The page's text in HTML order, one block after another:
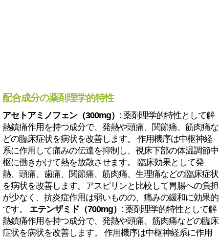
配合成分の薬剤理学的特性
アセトアミノフェン（300mg） : 薬剤理学的特性として解
熱鎮痛作用を持つ成分で、発熱や頭痛、関節痛、筋肉痛な
どの臨床症状を病状を改善します。 作用機序は中枢神経
系に作用して痛みの伝達を抑制し、視床下部の体温調節中
枢に働きかけて熱を放散させます。 臨床効果として発
熱、頭痛、歯痛、関節痛、筋肉痛、生理痛などの臨床症状
を病状を改善します。アスピリンと比較して胃腸への負担
が少なく、抗炎症作用は弱いものの、痛みの緩和に効果的
です。 エテンザミド（700mg） : 薬剤理学的特性として解
熱鎮痛作用を持つ成分で、発熱や頭痛、筋肉痛などの臨床
症状を病状を改善します。 作用機序は中枢神経系に作用